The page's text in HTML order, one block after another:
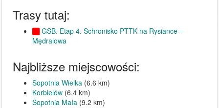
Trasy tutaj:
GSB. Etap 4. Schronisko PTTK na Rysiance –
Mędralowa
Najbliższe miejscowości:
Sopotnia Wielka (6.6 km)
Korbielów (6.4 km)
Sopotnia Mała (9.2 km)